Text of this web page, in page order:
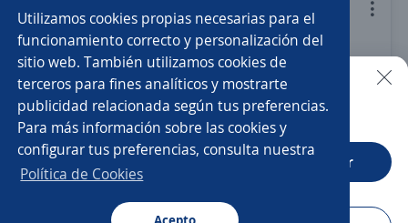
Utilizamos cookies propias necesarias para el
funcionamiento correcto y personalización del
sitio web. También utilizamos cookies de
terceros para fines analíticos y mostrarte
publicidad relacionada según tus preferencias.
Para más información sobre las cookies y
configurar tus preferencias, consulta nuestra
Política de Cookies
Mecánico automotriz
Soriano Autocentro
Montevideo, Montevideo
Más de 30 días
Anterior
Buscar es más fácil en la app
CT App Abrir